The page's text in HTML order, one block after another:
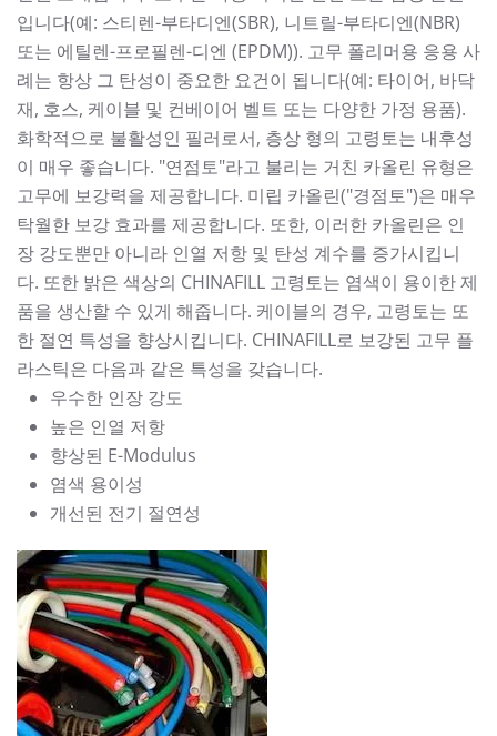
입니다(예: 스티렌-부타디엔(SBR), 니트릴-부타디엔(NBR)
또는 에틸렌-프로필렌-디엔 (EPDM)). 고무 폴리머용 응용 사
례는 항상 그 탄성이 중요한 요건이 됩니다(예: 타이어, 바닥
재, 호스, 케이블 및 컨베이어 벨트 또는 다양한 가정 용품).
화학적으로 불활성인 필러로서, 층상 형의 고령토는 내후성
이 매우 좋습니다. "연점토"라고 불리는 거친 카올린 유형은
고무에 보강력을 제공합니다. 미립 카올린("경점토")은 매우
탁월한 보강 효과를 제공합니다. 또한, 이러한 카올린은 인
장 강도뿐만 아니라 인열 저항 및 탄성 계수를 증가시킵니
다. 또한 밝은 색상의 CHINAFILL 고령토는 염색이 용이한 제
품을 생산할 수 있게 해줍니다. 케이블의 경우, 고령토는 또
한 절연 특성을 향상시킵니다. CHINAFILL로 보강된 고무 플
라스틱은 다음과 같은 특성을 갖습니다.
우수한 인장 강도
높은 인열 저항
향상된 E-Modulus
염색 용이성
개선된 전기 절연성